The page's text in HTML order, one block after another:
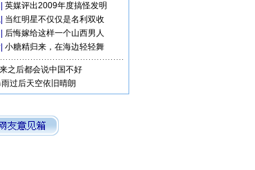
英媒评出2009年度搞怪发明
当红明星不仅仅是名利双收
后悔嫁给这样一个山西男人
小糖精归来，在海边轻轻舞
之后都会说中国不好
过后天空依旧晴朗